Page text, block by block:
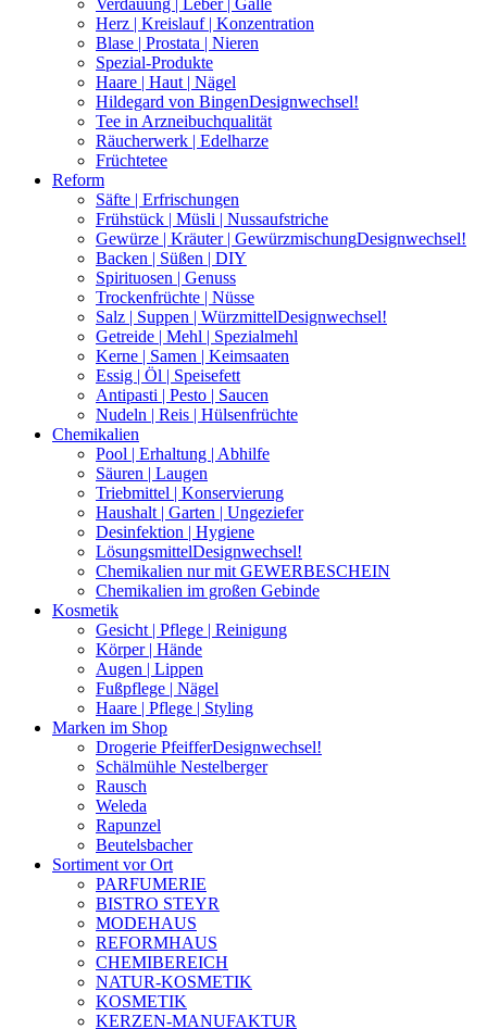
Verdauung | Leber | Galle
Herz | Kreislauf | Konzentration
Blase | Prostata | Nieren
Spezial-Produkte
Haare | Haut | Nägel
Hildegard von BingenDesignwechsel!
Tee in Arzneibuchqualität
Räucherwerk | Edelharze
Früchtetee
Reform
Säfte | Erfrischungen
Frühstück | Müsli | Nussaufstriche
Gewürze | Kräuter | GewürzmischungDesignwechsel!
Backen | Süßen | DIY
Spirituosen | Genuss
Trockenfrüchte | Nüsse
Salz | Suppen | WürzmittelDesignwechsel!
Getreide | Mehl | Spezialmehl
Kerne | Samen | Keimsaaten
Essig | Öl | Speisefett
Antipasti | Pesto | Saucen
Nudeln | Reis | Hülsenfrüchte
Chemikalien
Pool | Erhaltung | Abhilfe
Säuren | Laugen
Triebmittel | Konservierung
Haushalt | Garten | Ungeziefer
Desinfektion | Hygiene
LösungsmittelDesignwechsel!
Chemikalien nur mit GEWERBESCHEIN
Chemikalien im großen Gebinde
Kosmetik
Gesicht | Pflege | Reinigung
Körper | Hände
Augen | Lippen
Fußpflege | Nägel
Haare | Pflege | Styling
Marken im Shop
Drogerie PfeifferDesignwechsel!
Schälmühle Nestelberger
Rausch
Weleda
Rapunzel
Beutelsbacher
Sortiment vor Ort
PARFUMERIE
BISTRO STEYR
MODEHAUS
REFORMHAUS
CHEMIBEREICH
NATUR-KOSMETIK
KOSMETIK
KERZEN-MANUFAKTUR